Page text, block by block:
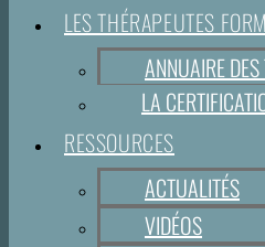
LES THÉRAPEUTES
ANNUAIRE
LA
RESSOURCES
ACTUALITÉS
VIDÉOS